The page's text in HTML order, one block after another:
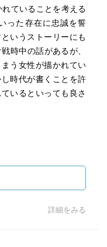
ていることを考える
った存在に忠誠を誓
いうストーリーにも
時中の話があるが、
う女性が描かれてい
時代が書くことを許
いるといっても良さ
詳細をみる